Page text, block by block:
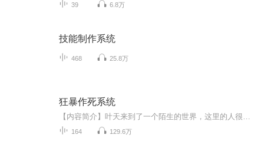
39 6.8万
技能制作系统
468 25.8万
狂暴作死系统
164 129.6万